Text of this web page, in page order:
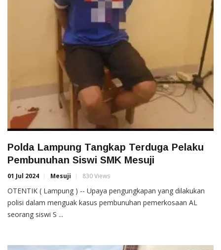
Polda Lampung Tangkap Terduga Pelaku
Pembunuhan Siswi SMK Mesuji
01 Jul 2024 Mesuji 830 Views
OTENTIK ( Lampung ) -- Upaya pengungkapan yang dilakukan
polisi dalam menguak kasus pembunuhan pemerkosaan AL
seorang siswi S ...